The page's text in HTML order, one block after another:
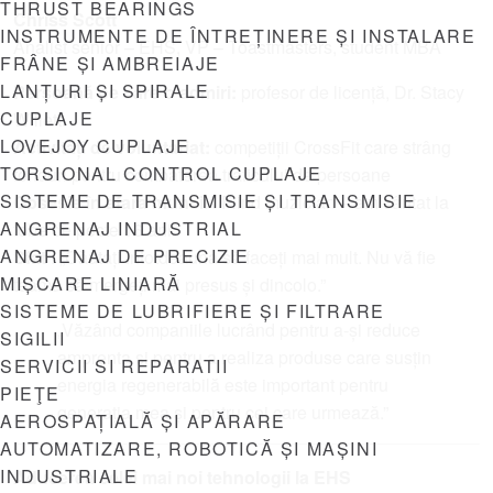
THRUST BEARINGS
INSTRUMENTE DE ÎNTREȚINERE ȘI INSTALARE
FRÂNE ȘI AMBREIAJE
LANȚURI ȘI SPIRALE
CUPLAJE
LOVEJOY CUPLAJE
TORSIONAL CONTROL CUPLAJE
SISTEME DE TRANSMISIE ȘI TRANSMISIE
ANGRENAJ INDUSTRIAL
ANGRENAJ DE PRECIZIE
MIȘCARE LINIARĂ
SISTEME DE LUBRIFIERE ȘI FILTRARE
SIGILII
SERVICII SI REPARATII
PIEŢE
AEROSPAȚIALĂ ȘI APĂRARE
AUTOMATIZARE, ROBOTICĂ ȘI MAȘINI
INDUSTRIALE
Chriss Scott
Analist senior – EHS, VP – Toastmasters, student MBA
Persoană pe care o admiri:
Willett.
Activități de voluntariat:
fonduri pentru combaterea traficului de persoane
Obsesie în afara muncii: Fiind muzician – am cântat la
tobe de peste 16 ani.
Sfat: „Căutați întotdeauna să faceți mai mult. Nu vă fie
teamă să mergeți mai presus și dincolo.”
„Văzând companiile lucrând pentru a-și reduce
amprenta și pentru a realiza produse care susțin
generația mea și pentru cei care urmează.”
Aducerea celei mai noi tehnologii la EHS